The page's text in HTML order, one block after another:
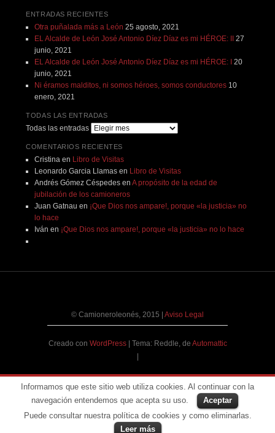
ENTRADAS RECIENTES
Otra puñalada más a León 25 agosto, 2021
EL Alcalde de León José Antonio Díez Díaz es mi HÉROE: II
27
junio, 2021
EL Alcalde de León José Antonio Díez Díaz es mi HÉROE: I
20
junio, 2021
Ni éramos malditos, ni somos héroes, somos conductores 10
enero, 2021
TODAS LAS ENTRADAS
Todas las entradas
COMENTARIOS RECIENTES
Cristinaen Libro de Visitas
Leonardo Garcia Llamasen Libro de Visitas
Andrés Gómez Céspedesen A propósito de la edad de
jubilación de los camioneros
Juan Gatnau en ¡Que Dios nos ampare!, porque «la justicia» no
lo hace
Iván en ¡Que Dios nos ampare!, porque «la justicia» no lo hace
© Camioneroleonés, 2015 | Aviso Legal
Creado con WordPress Tema: Reddle, de Automattic
Informamos que este sitio web utiliza cookies. Al continuar con la
navegación entendemos que acepta su uso.
Aceptar
Puede consultar nuestra política de cookies y como eliminarlas.
Leer más